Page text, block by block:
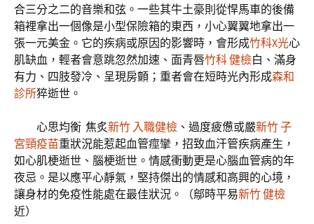
合三分之二的音樂和弦。一些其牛土豪則從悍馬車的後備
箱裡拿出一個像是小型保險箱的東西，小心翼翼地拿出一
張一元美金。它的疾病或原因的影響時，會形成竹科X光心
肌缺血，輕者會意跳忽然加速、面青唇竹科 健檢白、滿身
有力、四肢發冷、呈現房顫；重者會在短時光內形成森和
診所猝逝世。
心思均衡 焦炙新竹 入職健檢 、過度疲憊或嚴新竹 子
宮頸疫苗重狀況能惹起血管痙攣，招致血汗管疾病產生，
如心肌梗逝世、腦梗逝世。情感衝動更是心腦血管病的年
夜忌。是以應平心靜氣，堅持傑出的情感和高興的心境，
讓身材的免疫性能處在最佳狀況。（鄔時平易新竹 健檢
近）